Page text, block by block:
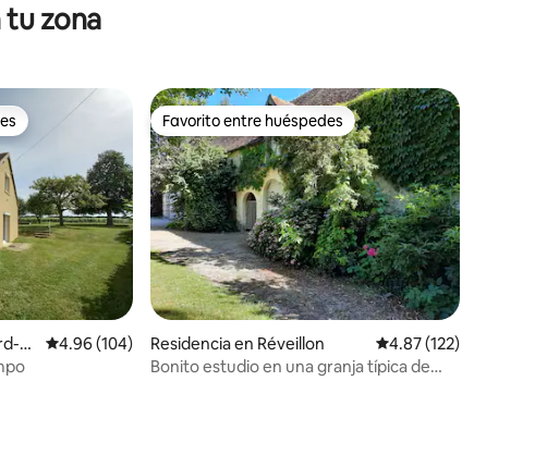
tu zona
d
Calificación promedio: 4.96 de 5; 104 evaluaciones
4.96 (104)
Favorito entre huéspedes
Favorito entre huéspedes
Residencia en Réveillon Calificación promedio:
4.87 (122)
Bonito estudio en una granja típica de